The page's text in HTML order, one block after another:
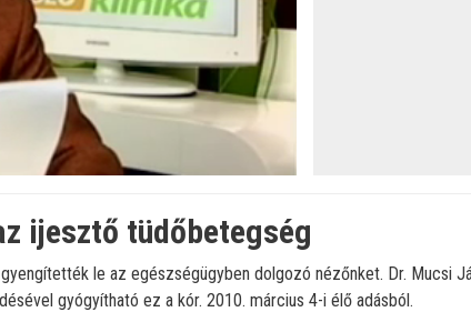
ijesztő tüdőbetegség
le az egészségügyben dolgozó nézőnket. Dr. Mucsi
gyógyítható ez a kór. 2010. március 4-i élő adásból.